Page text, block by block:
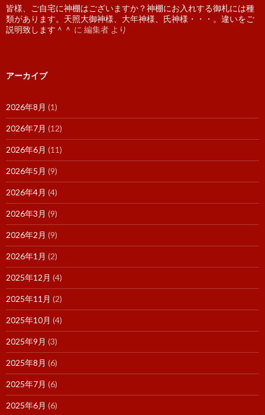
皆様、ご自宅に神棚はございますか？神棚にお入れする御札には種
類があります。天照大御神様、大年神様、氏神様・・・。違いをご
説明致します＾＾ に 編集者 より
アーカイブ
2026年8月 (1)
2026年7月 (12)
2026年6月 (11)
2026年5月 (9)
2026年4月 (4)
2026年3月 (9)
2026年2月 (9)
2026年1月 (2)
2025年12月 (4)
2025年11月 (2)
2025年10月 (4)
2025年9月 (3)
2025年8月 (6)
2025年7月 (6)
2025年6月 (6)